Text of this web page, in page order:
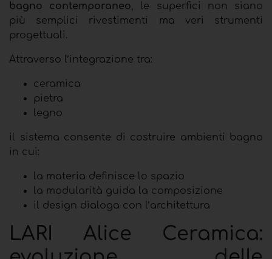
bagno contemporaneo, le superfici non siano
più semplici rivestimenti ma veri strumenti
progettuali.
Attraverso l’integrazione tra:
ceramica
pietra
legno
il sistema consente di costruire ambienti bagno
in cui:
la materia definisce lo spazio
la modularità guida la composizione
il design dialoga con l’architettura
LARI Alice Ceramica: